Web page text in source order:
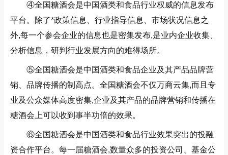
④全国糖酒会是中国酒类和食品行业权威的信息发布
平台。除了*政策信息、行业指导信息、市场状况信息之
外,每一个参会企业的信息也是密集发布,是业内企业收集、
分析信息，研判行业发展方向的难得场所。
⑤全国糖酒会是中国酒类和食品企业及其产品品牌营
销、品牌传播的制高点。全国糖酒会不仅万商云集,而且专
业及公众媒体高度密集,企业及其产品的品牌营销和传播在
糖酒会上可以收到事半功倍的效果。
⑥全国糖酒会是中国酒类和食品行业效果突出的投融
资合作平台。每一届糖酒会,数量众多的投资公司、基金公